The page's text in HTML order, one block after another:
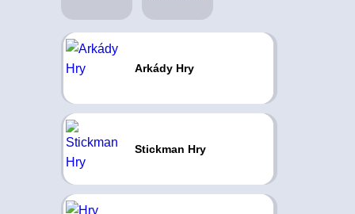
Arkády Hry
Stickman Hry